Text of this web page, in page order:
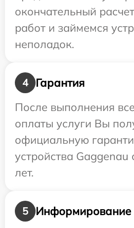
окончательный
работ и займемся
неполадок.
4
Гарантия
После выполнения
оплаты услуги Вы
официальную
устройства
лет.
5
Информирование